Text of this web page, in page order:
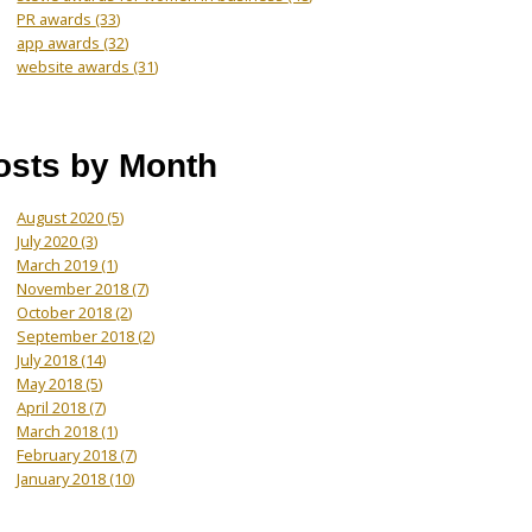
PR awards(33)
app awards(32)
website awards(31)
by Month
August 2020(5)
July 2020(3)
March 2019(1)
November 2018(7)
October 2018(2)
September 2018(2)
July 2018(14)
May 2018(5)
April 2018(7)
March 2018(1)
February 2018(7)
January 2018(10)